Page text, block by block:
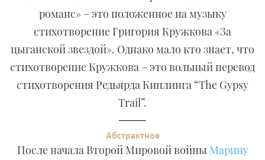
романс» – это положенное на музыку
стихотворение Григория Кружкова «За
цыганской звездой». Однако мало кто знает, что
стихотворение Кружкова – это вольный перевод
стихотворения Редьярда Киплинга “The Gypsy
Trail”.
Абстрактное
После начала Второй Мировой войны Марину